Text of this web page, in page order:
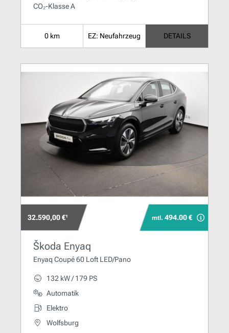
CO₂-Klasse A
0 km EZ: Neufahrzeug DETAILS
32.590,00 €¹ mtl. 494.00 €
Škoda Enyaq
Enyaq Coupé 60 Loft LED/Pano
132 kW / 179 PS
Automatik
Elektro
Wolfsburg